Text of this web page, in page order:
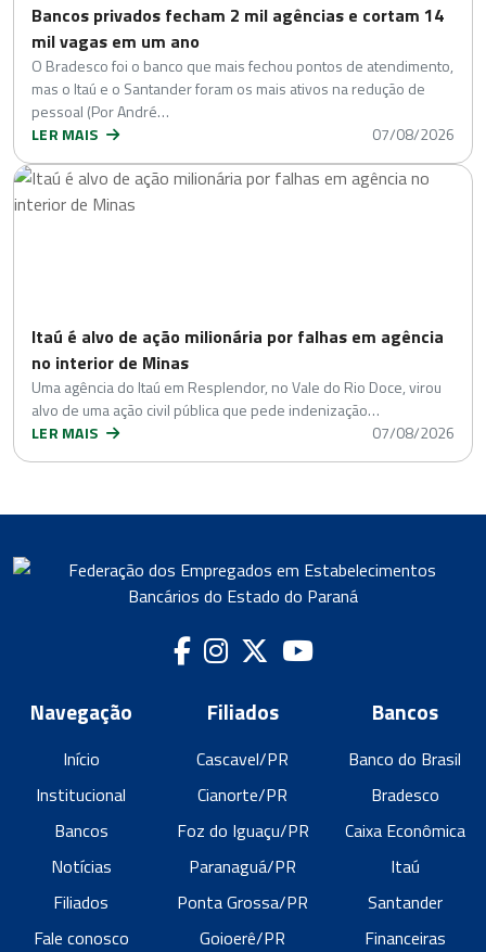
Bancos privados fecham 2 mil agências e cortam 14
mil vagas em um ano
O Bradesco foi o banco que mais fechou pontos de atendimento,
mas o Itaú e o Santander foram os mais ativos na redução de
pessoal (Por André…
LER MAIS
07/08/2026
Itaú é alvo de ação milionária por falhas em agência
no interior de Minas
Uma agência do Itaú em Resplendor, no Vale do Rio Doce, virou
alvo de uma ação civil pública que pede indenização…
LER MAIS
07/08/2026
Navegação
Início
Institucional
Bancos
Notícias
Filiados
Fale conosco
Filiados
Cascavel/PR
Cianorte/PR
Foz do Iguaçu/PR
Paranaguá/PR
Ponta Grossa/PR
Goioerê/PR
Bancos
Banco do Brasil
Bradesco
Caixa Econômica
Itaú
Santander
Financeiras